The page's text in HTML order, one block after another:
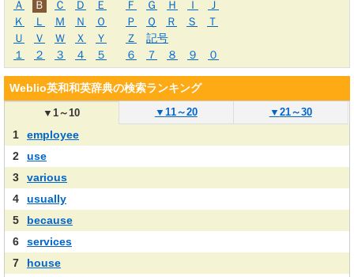
Ａ
Ｂ Ｃ Ｄ Ｅ Ｆ Ｇ Ｈ Ｉ
Ｊ
Ｋ
Ｌ Ｍ Ｎ Ｏ Ｐ Ｑ Ｒ Ｓ
Ｔ
Ｕ
Ｖ Ｗ Ｘ Ｙ Ｚ
記号
１
２ ３ ４ ５ ６ ７ ８ ９ ０
Weblio英和和英辞典の検索ランキング
▼1～10 ▼ 11～20 ▼ 21～30
1
employee
2
use
3
various
4
usually
5
because
6
services
7
house